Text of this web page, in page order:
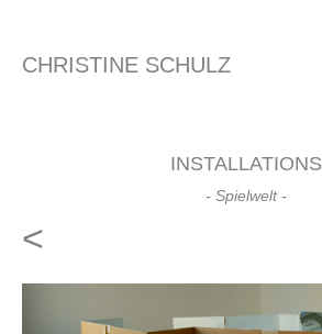
CHRISTINE SCHULZ
INSTALLATIONS
- Spielwelt -
<